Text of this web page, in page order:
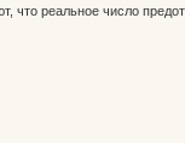
что реальное число